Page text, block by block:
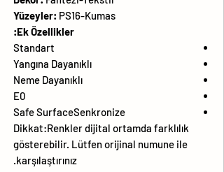
Yüzeyler: PS16-Kumas
Ek Özellikler:
Standart
Yangına Dayanıklı
Neme Dayanıklı
E0
Safe SurfaceSenkronize
Dikkat:Renkler dijital ortamda farklılık
gösterebilir. Lütfen orijinal numune ile
karşılaştırınız.